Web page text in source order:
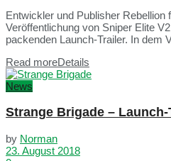
Entwickler und Publisher Rebellion
Veröffentlichung von Sniper Elite
packenden Launch-Trailer. In dem
Read moreDetails
News
Strange Brigade –
by Norman
23. August 2018